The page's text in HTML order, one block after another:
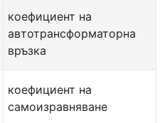
коефициент на
автотрансформаторна
връзка
коефициент на
самоизравняване